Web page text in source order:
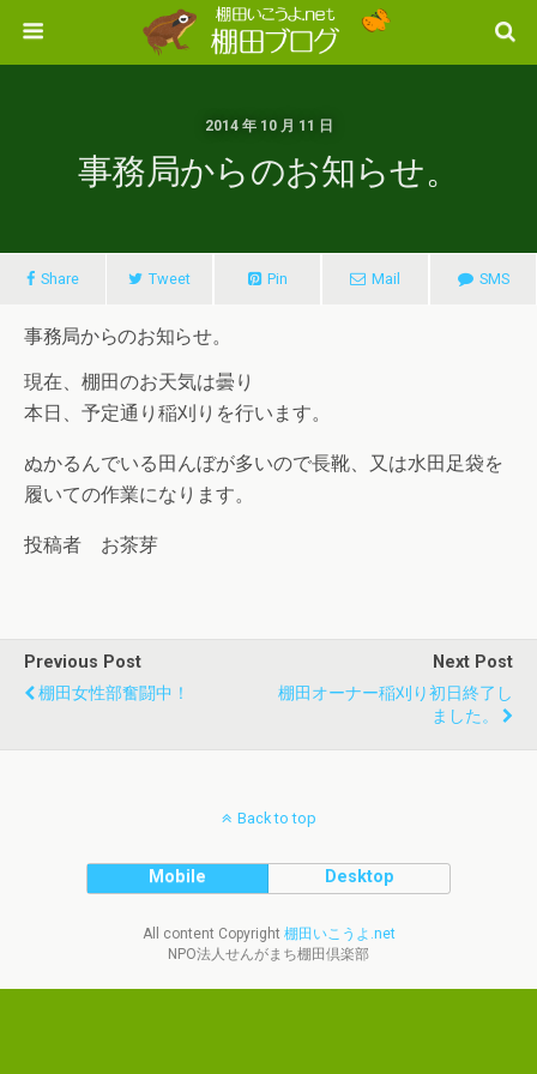
2014 年 10 月 11 日
事務局からのお知らせ。
Share Tweet Pin Mail SMS
事務局からのお知らせ。
現在、棚田のお天気は曇り
本日、予定通り稲刈りを行います。
ぬかるんでいる田んぼが多いので長靴、又は水田足袋を
履いての作業になります。
投稿者 お茶芽
Previous Post
棚田女性部奮闘中！
Next Post
棚田オーナー稲刈り初日終了し
ました。
Back to top
Mobile Desktop
All content Copyright 棚田いこうよ.net
NPO法人せんがまち棚田倶楽部